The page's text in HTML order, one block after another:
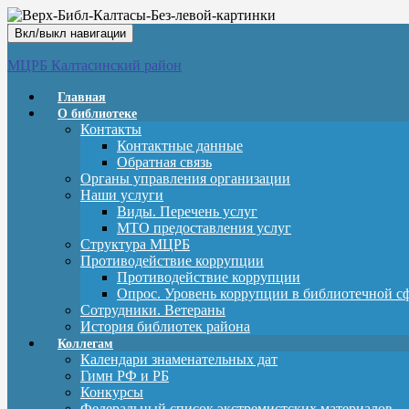
Вкл/выкл навигации
МЦРБ Калтасинский район
Главная
О библиотеке
Контакты
Контактные данные
Обратная связь
Органы управления организации
Наши услуги
Виды. Перечень услуг
МТО предоставления услуг
Структура МЦРБ
Противодействие коррупции
Противодействие коррупции
Опрос. Уровень коррупции в библиотечной
Сотрудники. Ветераны
История библиотек района
Коллегам
Календари знаменательных дат
Гимн РФ и РБ
Конкурсы